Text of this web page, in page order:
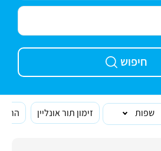
חיפוש
שפות זימון תור אונליין